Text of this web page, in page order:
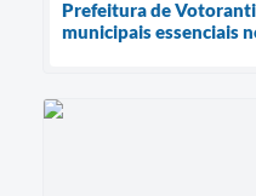
Prefeitura de
municipais essenciais